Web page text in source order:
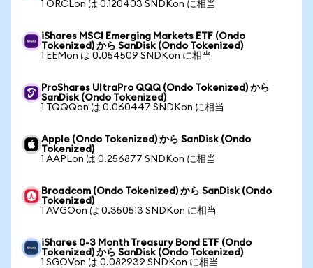
1 ORCLon は 0.120403 SNDKon に相当
iShares MSCI Emerging Markets ETF (Ondo
Tokenized) から SanDisk (Ondo Tokenized)
1 EEMon は 0.054509 SNDKon に相当
ProShares UltraPro QQQ (Ondo Tokenized) から
SanDisk (Ondo Tokenized)
1 TQQQon は 0.060447 SNDKon に相当
Apple (Ondo Tokenized) から SanDisk (Ondo
Tokenized)
1 AAPLon は 0.256877 SNDKon に相当
Broadcom (Ondo Tokenized) から SanDisk (Ondo
Tokenized)
1 AVGOon は 0.350513 SNDKon に相当
iShares 0-3 Month Treasury Bond ETF (Ondo
Tokenized) から SanDisk (Ondo Tokenized)
1 SGOVon は 0.082939 SNDKon に相当